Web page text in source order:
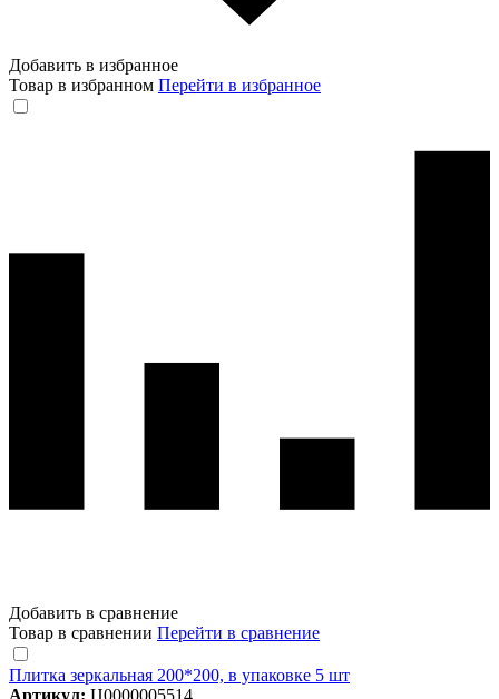
Добавить в избранное
Товар в избранном Перейти в избранное
Добавить в сравнение
Товар в сравнении Перейти в сравнение
Плитка зеркальная 200*200, в упаковке 5 шт
Артикул: Ц0000005514